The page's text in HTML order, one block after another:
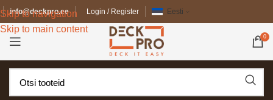
Skip to navigation
Skip to main content
info@deckpro.ee Login / Register Eesti
0